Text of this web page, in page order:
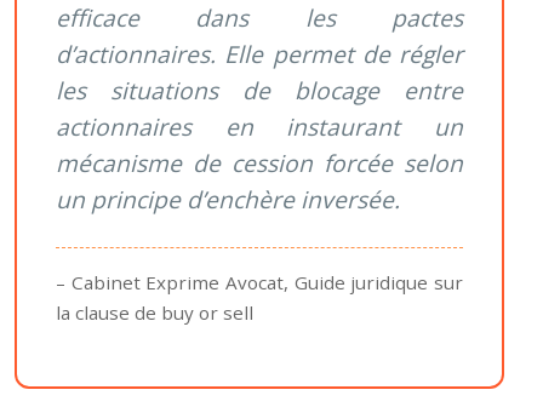
efficace dans les pactes
d’actionnaires. Elle permet de régler
les situations de blocage entre
actionnaires en instaurant un
mécanisme de cession forcée selon
un principe d’enchère inversée.
– Cabinet Exprime Avocat, Guide juridique sur
la clause de buy or sell